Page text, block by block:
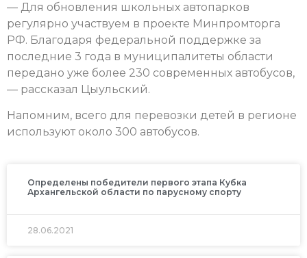
— Для обновления школьных автопарков
регулярно участвуем в проекте Минпромторга
РФ. Благодаря федеральной поддержке за
последние 3 года в муниципалитеты области
передано уже более 230 современных автобусов,
— рассказал Цыульский.
Напомним, всего для перевозки детей в регионе
используют около 300 автобусов.
Определены победители первого этапа Кубка
Архангельской области по парусному спорту
28.06.2021